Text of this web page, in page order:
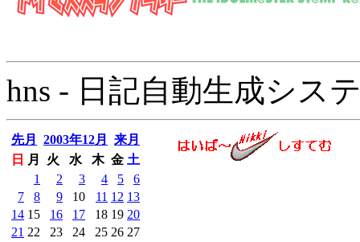
hns - 日記自動生成シス
先月 2003年12月
来月
日
月 火 水 木 金 土
1
2 3 4 5
6
7
8 9 10 11 12 13
14 15 16 17 18 19 20
21 22 23 24 25 26 27